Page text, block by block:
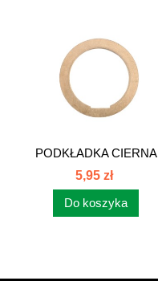
PODKŁADKA CIERNA
385 80126016
5,95 zł
Do koszyka